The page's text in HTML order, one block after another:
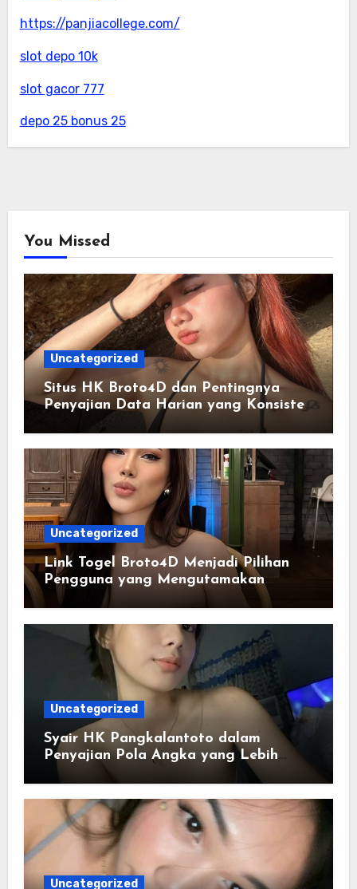
https://panjiacollege.com/
slot depo 10k
slot gacor 777
depo 25 bonus 25
You Missed
Uncategorized
Situs HK Broto4D dan Pentingnya
Penyajian Data Harian yang Konsisten
Uncategorized
Link Togel Broto4D Menjadi Pilihan
Pengguna yang Mengutamakan
Kemudahan
Uncategorized
Syair HK Pangkalantoto dalam
Penyajian Pola Angka yang Lebih
Jelas
Uncategorized